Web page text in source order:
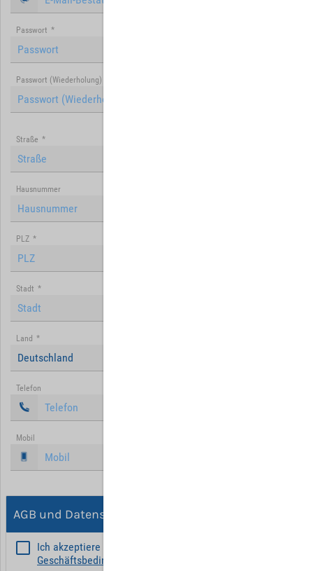
Passwort *
Passwort (Wiederholung)
Straße *
Hausnummer
PLZ *
Stadt *
Land *
Deutschland
Telefon
Mobil
AGB und Datenschutz
Ich akzeptiere die
Geschäftsbedingungen